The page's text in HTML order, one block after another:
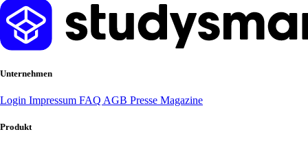
Unternehmen
Login Impressum FAQ AGB Presse Magazine
Produkt